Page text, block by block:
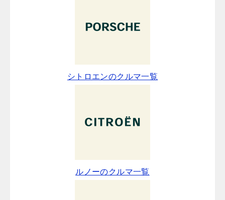
シトロエンのクルマ一覧
ルノーのクルマ一覧